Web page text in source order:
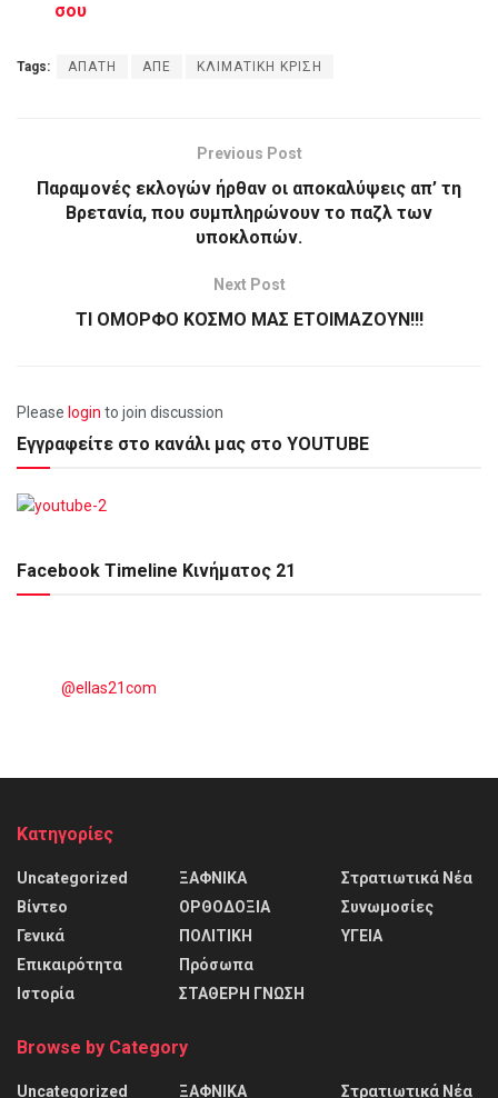
σου
Tags: ΑΠΑΤΗ ΑΠΕ ΚΛΙΜΑΤΙΚΗ ΚΡΙΣΗ
Previous Post
Παραμονές εκλογών ήρθαν οι αποκαλύψεις απ’ τη
Βρετανία, που συμπληρώνουν το παζλ των
υποκλοπών.
Next Post
ΤΙ ΟΜΟΡΦΟ ΚΟΣΜΟ ΜΑΣ ΕΤΟΙΜΑΖΟΥΝ!!!
Please login to join discussion
Εγγραφείτε στο κανάλι μας στο YOUTUBE
Facebook Timeline Κινήματος 21
@ellas21com
Kατηγορίες
Uncategorized
Βίντεο
Γενικά
Επικαιρότητα
Ιστορία
ΞΑΦΝΙΚΑ
ΟΡΘΟΔΟΞΙΑ
ΠΟΛΙΤΙΚΗ
Πρόσωπα
ΣΤΑΘΕΡΗ ΓΝΩΣΗ
Στρατιωτικά Νέα
Συνωμοσίες
ΥΓΕΙΑ
Browse by Category
Uncategorized ΞΑΦΝΙΚΑ Στρατιωτικά Νέα